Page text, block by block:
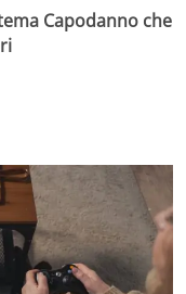
Capodanno che